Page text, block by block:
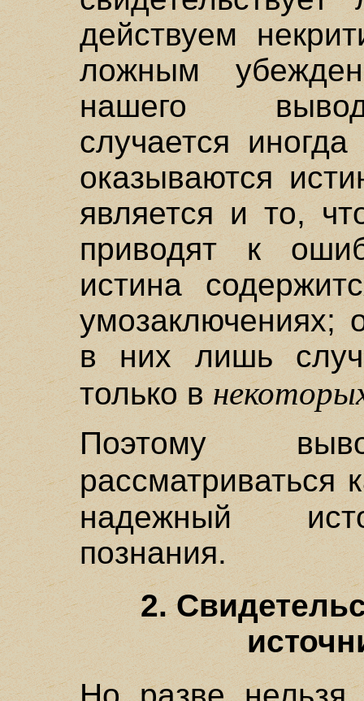
действуем
ложным
нашего
случается
оказываются
является и то,
приводят к
истина
умозаключениях;
в них лишь
только в
Поэтому
рассматриваться
надежный
познания.
2.